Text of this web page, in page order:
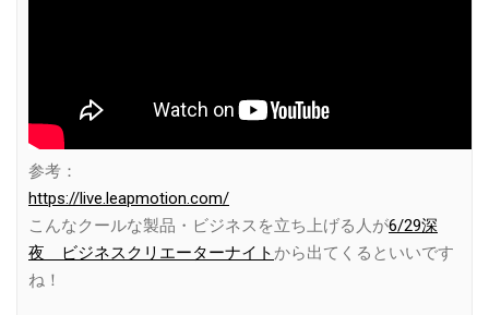
参考：
https://live.leapmotion.com/
こんなクールな製品・ビジネスを立ち上げる人が6/29深
夜 ビジネスクリエーターナイト から出てくるといいです
ね！